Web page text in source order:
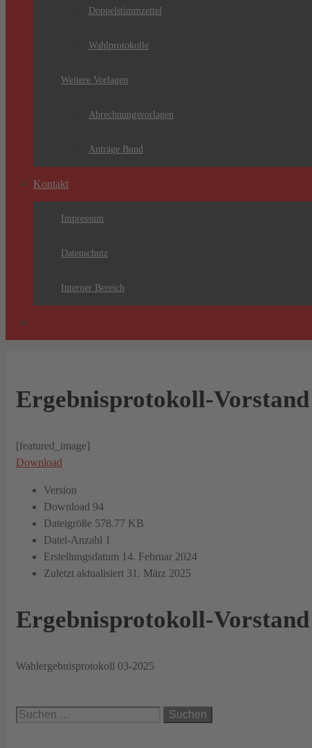
Doppelstimmzettel
Wahlprotokolle
Weitere Vorlagen
Abrechnungsvorlagen
Anträge Bund
Kontakt
Impressum
Datenschutz
Interner Bereich
Ergebnisprotokoll-Vorstand
[featured_image]
Download
Version
Download 94
Dateigröße 578.77 KB
Datei-Anzahl 1
Erstellungsdatum 14. Februar 2024
Zuletzt aktualisiert 31. März 2025
Ergebnisprotokoll-Vorstand
Wahlergebnisprotokoll 03-2025
Suchen